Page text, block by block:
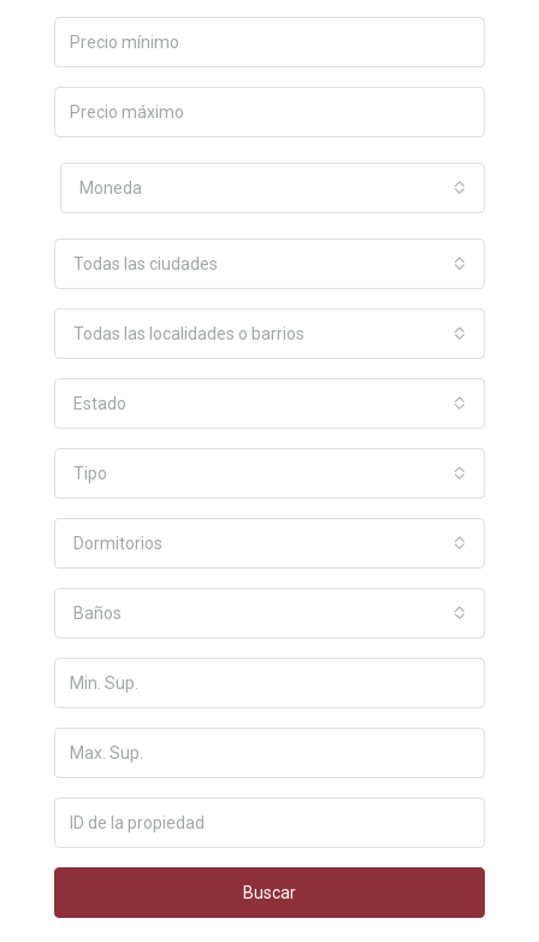
Moneda
Todas las ciudades
Todas las localidades o barrios
Estado
Tipo
Dormitorios
Baños
Buscar